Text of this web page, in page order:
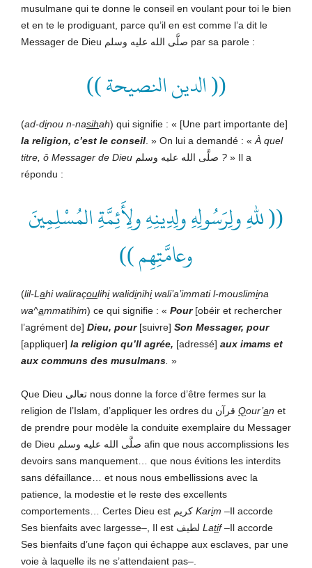
musulmane qui te donne le conseil en voulant pour toi le bien
et en te le prodiguant, parce qu’il en est comme l’a dit le
Messager de Dieu صلَّى الله عليه وسلم par sa parole :
(( الدين النصيحة ))
(ad-dinou n-nasihah) qui signifie : « [Une part importante de]
la religion, c’est le conseil. » On lui a demandé : «À quel
titre, ô Messager de Dieu صلَّى الله عليه وسلم ? » Il a
répondu :
(( للهِ ولِرَسُولِهِ ولِدِينِهِ ولِأَئِمَّةِ المُسْلِمِينَ
وعامَّتِهِم ))
(lil-Lahi waliraçoulihiwalidinihiwali’a’immati l-mouslimina
wa^ammatihim) ce qui signifie : « Pour [obéir et rechercher
l’agrément de] Dieu, pour [suivre] Son Messager, pour
[appliquer] la religion qu’Il agrée, [adressé] aux imams et
aux communs des musulmans. »
Que Dieu تعالى nous donne la force d’être fermes sur la
Qour’an et
de prendre pour modèle la conduite exemplaire du Messager
de Dieu صلَّى الله عليه وسلم afin que nous accomplissions les
devoirs sans manquement… que nous évitions les interdits
sans défaillance… et nous nous embellissions avec la
patience, la modestie et le reste des excellents
Karim –Il accorde
Latif–Il accorde
Ses bienfaits d’une façon qui échappe aux esclaves, par une
voie à laquelle ils ne s’attendaient pas–.